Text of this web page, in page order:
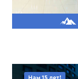
Нам 15 лет!